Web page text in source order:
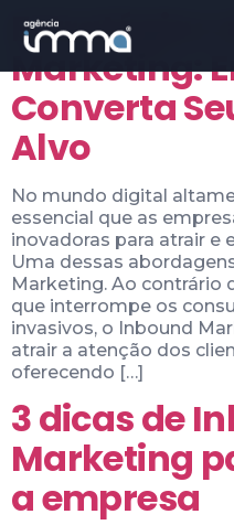
Estratégias
Marketing:
Converta
Alvo
No mundo digital
essencial que as
inovadoras para atrair e
Uma dessas
Marketing. Ao contrário
que interrompe os
invasivos, o Inbound
atrair a atenção dos
oferecendo […]
3 dicas de
Marketing
a empresa